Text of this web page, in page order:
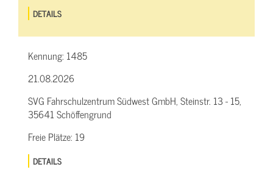
DETAILS
Kennung: 1485
21.08.2026
SVG Fahrschulzentrum Südwest GmbH, Steinstr. 13 - 15,
35641 Schöffengrund
Freie Plätze: 19
DETAILS